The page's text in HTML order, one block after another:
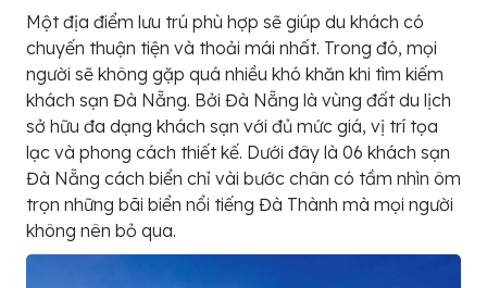
Một địa điểm lưu trú phù hợp sẽ giúp du khách có
chuyến thuận tiện và thoải mái nhất. Trong đó, mọi
người sẽ không gặp quá nhiều khó khăn khi tìm kiếm
khách sạn Đà Nẵng. Bởi Đà Nẵng là vùng đất du lịch
sở hữu đa dạng khách sạn với đủ mức giá, vị trí tọa
lạc và phong cách thiết kế. Dưới đây là 06 khách sạn
Đà Nẵng cách biển chỉ vài bước chân có tầm nhìn ôm
trọn những bãi biển nổi tiếng Đà Thành mà mọi người
không nên bỏ qua.